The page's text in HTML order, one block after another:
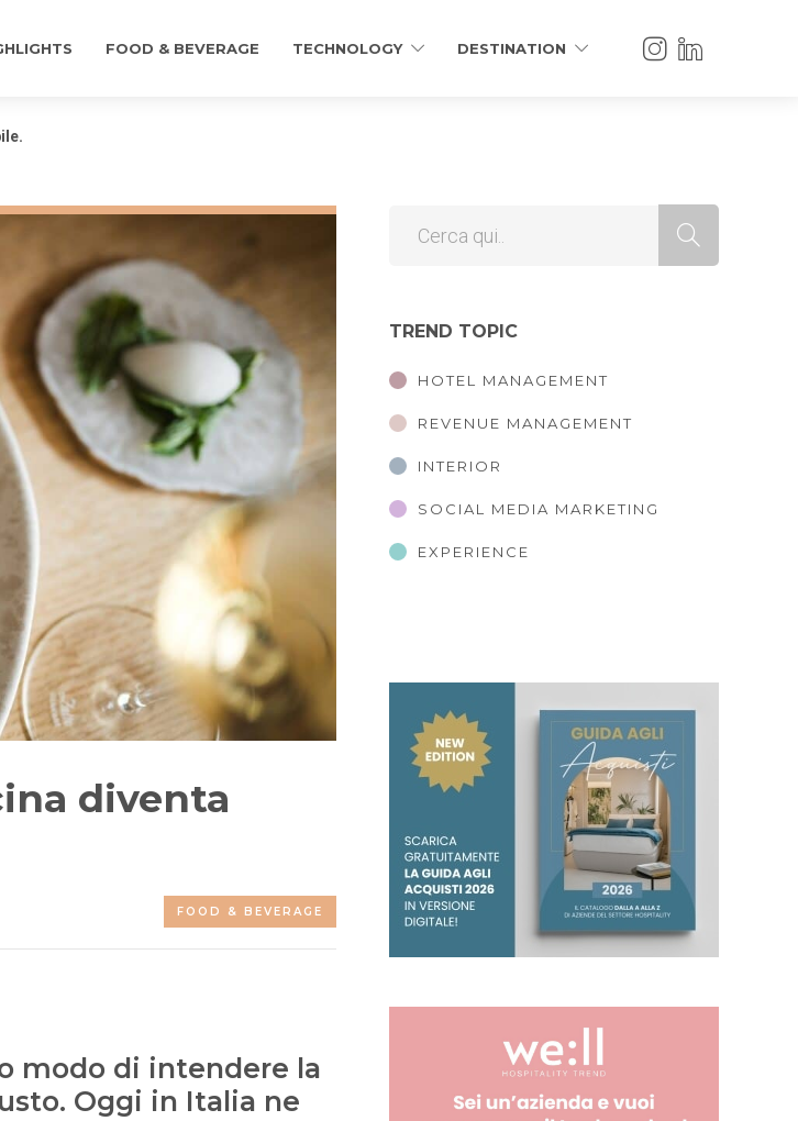
FOOD & BEVERAGE TECHNOLOGY DESTINATION
diventa
FOOD & BEVERAGE
modo di intendere la
Oggi in Italia ne
TREND TOPIC
HOTEL MANAGEMENT
REVENUE MANAGEMENT
INTERIOR
SOCIAL MEDIA MARKETING
EXPERIENCE